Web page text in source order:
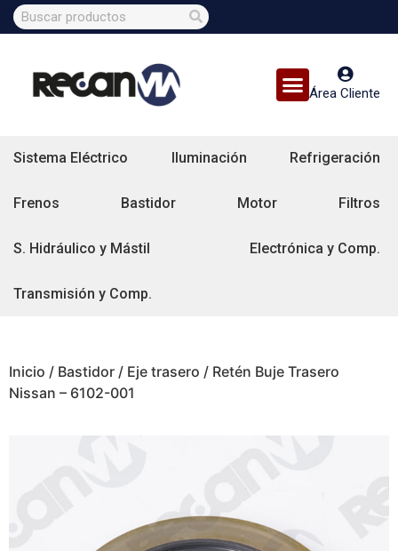
Área Cliente
Sistema Eléctrico Iluminación Refrigeración
Frenos Bastidor Motor Filtros
S. Hidráulico y Mástil Electrónica y Comp.
Transmisión y Comp.
Inicio / Bastidor / Eje trasero / Retén Buje Trasero
Nissan – 6102-001